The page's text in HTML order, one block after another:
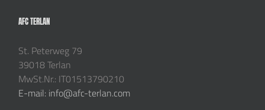
AFC TERLAN
St. Peterweg 79
39018 Terlan
MwSt.Nr.: IT01513790210
E-mail: info@afc-terlan.com